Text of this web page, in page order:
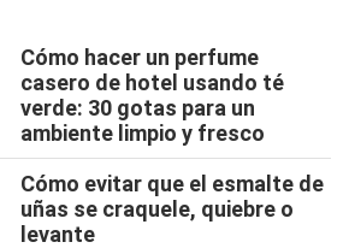
Cómo hacer un perfume
casero de hotel usando té
verde: 30 gotas para un
ambiente limpio y fresco
Cómo evitar que el esmalte de
uñas se craquele, quiebre o
levante